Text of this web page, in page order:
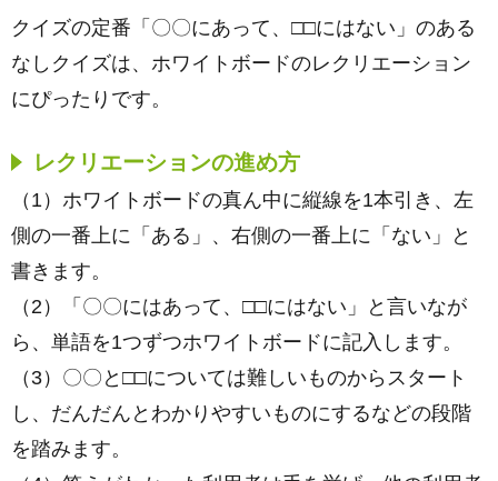
クイズの定番「〇〇にあって、□□にはない」のある
なしクイズは、ホワイトボードのレクリエーション
にぴったりです。
レクリエーションの進め方
（1）ホワイトボードの真ん中に縦線を1本引き、左
側の一番上に「ある」、右側の一番上に「ない」と
書きます。
（2）「〇〇にはあって、□□にはない」と言いなが
ら、単語を1つずつホワイトボードに記入します。
（3）〇〇と□□については難しいものからスタート
し、だんだんとわかりやすいものにするなどの段階
を踏みます。